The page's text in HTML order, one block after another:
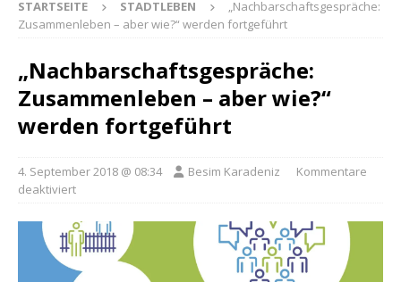
STARTSEITE STADTLEBEN
„Nachbarschaftsgespräche:
Zusammenleben – aber wie?“ werden fortgeführt
„Nachbarschaftsgespräche:
Zusammenleben – aber wie?“
werden fortgeführt
4. September 2018 @ 08:34 Besim Karadeniz
Kommentare
deaktiviert